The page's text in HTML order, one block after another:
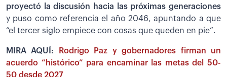
proyectó la discusión hacia las próximas generaciones
y puso como referencia el año 2046, apuntando a que
“el tercer siglo empiece con cosas que queden en pie”.
MIRA AQUÍ:
Rodrigo Paz y gobernadores firman un
acuerdo “histórico” para encaminar las metas del 50-
50 desde 2027